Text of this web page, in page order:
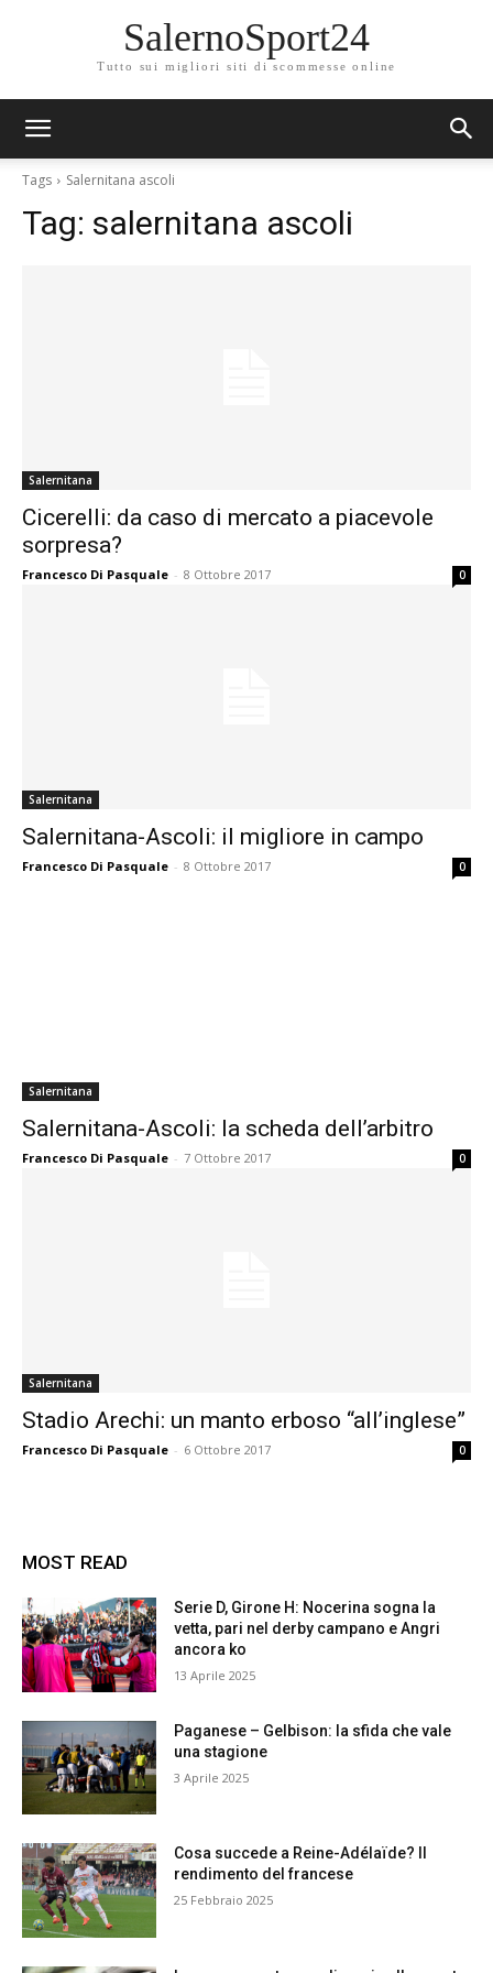
SalernoSport24
Tutto sui migliori siti di scommesse online
Tags Salernitana ascoli
Tag: salernitana ascoli
Salernitana
Cicerelli: da caso di mercato a piacevole
sorpresa?
Francesco Di Pasquale - 8 Ottobre 2017 0
Salernitana
Salernitana-Ascoli: il migliore in campo
Francesco Di Pasquale - 8 Ottobre 2017 0
Salernitana
Salernitana-Ascoli: la scheda dell’arbitro
Francesco Di Pasquale - 7 Ottobre 2017 0
Salernitana
Stadio Arechi: un manto erboso “all’inglese”
Francesco Di Pasquale - 6 Ottobre 2017 0
MOST READ
Serie D, Girone H: Nocerina sogna la
vetta, pari nel derby campano e Angri
ancora ko
13 Aprile 2025
Paganese – Gelbison: la sfida che vale
una stagione
3 Aprile 2025
Cosa succede a Reine-Adélaïde? Il
rendimento del francese
25 Febbraio 2025